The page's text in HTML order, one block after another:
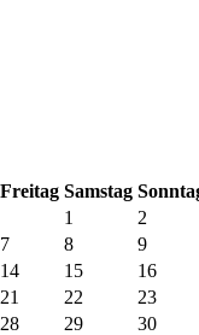
Freitag Samstag So
1
2
7 8
9
14 15
16
21 22
23
28 29
30